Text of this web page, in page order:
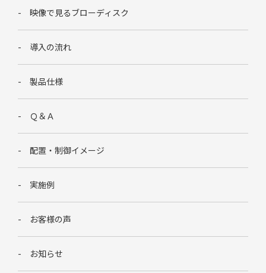
映像で見るブローディスク
導入の流れ
製品仕様
Ｑ＆Ａ
配置・制御イメージ
実施例
お客様の声
お知らせ